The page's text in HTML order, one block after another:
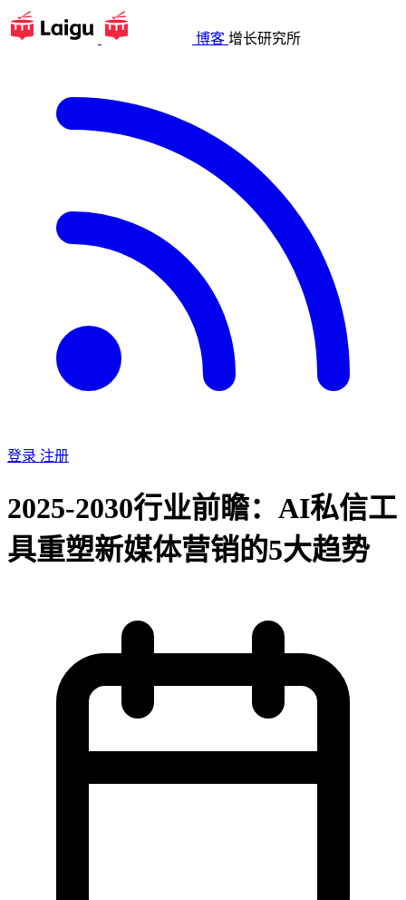
博客 增长研究所
登录 注册
2025-2030行业前瞻：AI私信工
具重塑新媒体营销的5大趋势